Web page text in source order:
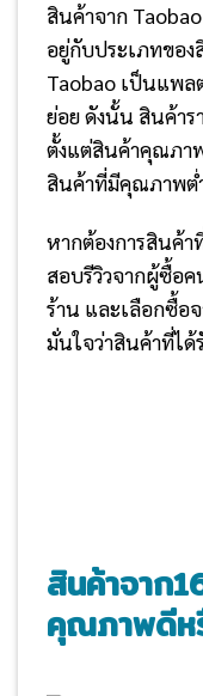
สินค้าจาก
อยู่กับประเภทขอ
Taobao เป็นแพล
ย่อย ดังนั้น สินค้า
ตั้งแต่สินค้าคุณภาพ
สินค้าที่มีคุณภาพต่
หากต้องการสินค้า
สอบรีวิวจากผู้ซื้อ
ร้าน และเลือกซื้อ
มั่นใจว่าสินค้าที่ได้
สินค้าจาก
คุณภาพดีห